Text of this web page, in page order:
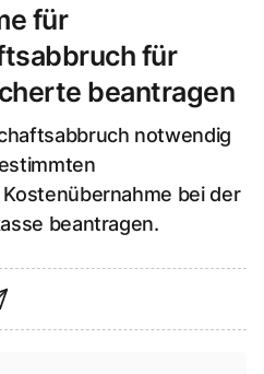
für
für
beantragen
notwendig
bei der
beantragen.
teilen